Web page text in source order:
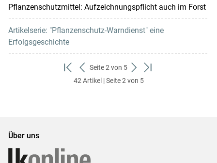
Pflanzenschutzmittel: Aufzeichnungspflicht auch im Forst
Artikelserie: "Pflanzenschutz-Warndienst" eine
Erfolgsgeschichte
zum
ersten
zurück
zum
Seite 2 von 5
weiter
zum
zum
42 Artikel | Seite 2 von 5
Über uns